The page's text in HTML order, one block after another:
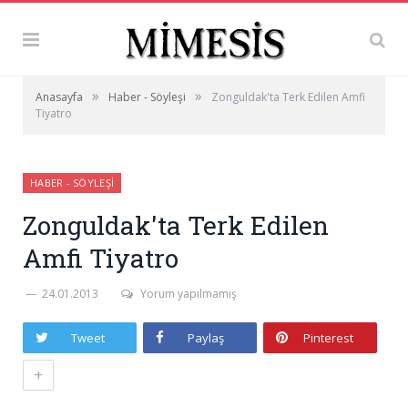
Anasayfa » Haber - Söyleşi »
Zonguldak'ta Terk Edilen Amfi
Tiyatro
HABER - SÖYLEŞI
Zonguldak'ta Terk Edilen
Amfi Tiyatro
24.01.2013 Yorum yapılmamış
Tweet Paylaş Pinterest
+